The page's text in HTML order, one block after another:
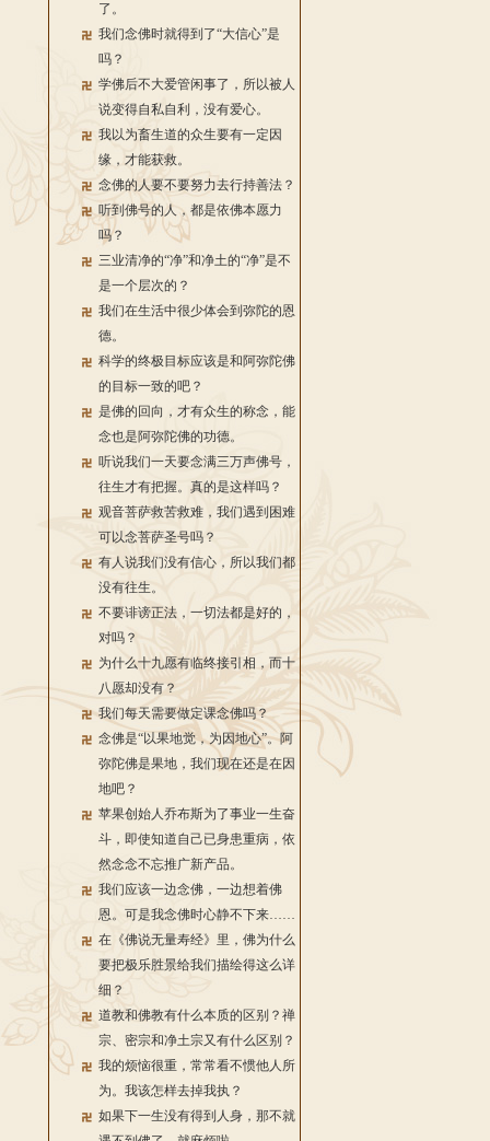
了。
我们念佛时就得到了“大信心”是
吗？
学佛后不大爱管闲事了，所以被人
说变得自私自利，没有爱心。
我以为畜生道的众生要有一定因
缘，才能获救。
念佛的人要不要努力去行持善法？
听到佛号的人，都是依佛本愿力
吗？
三业清净的“净”和净土的“净”是不
是一个层次的？
我们在生活中很少体会到弥陀的恩
德。
科学的终极目标应该是和阿弥陀佛
的目标一致的吧？
是佛的回向，才有众生的称念，能
念也是阿弥陀佛的功德。
听说我们一天要念满三万声佛号，
往生才有把握。真的是这样吗？
观音菩萨救苦救难，我们遇到困难
可以念菩萨圣号吗？
有人说我们没有信心，所以我们都
没有往生。
不要诽谤正法，一切法都是好的，
对吗？
为什么十九愿有临终接引相，而十
八愿却没有？
我们每天需要做定课念佛吗？
念佛是“以果地觉，为因地心”。阿
弥陀佛是果地，我们现在还是在因
地吧？
苹果创始人乔布斯为了事业一生奋
斗，即使知道自己已身患重病，依
然念念不忘推广新产品。
我们应该一边念佛，一边想着佛
恩。可是我念佛时心静不下来……
在《佛说无量寿经》里，佛为什么
要把极乐胜景给我们描绘得这么详
细？
道教和佛教有什么本质的区别？禅
宗、密宗和净土宗又有什么区别？
我的烦恼很重，常常看不惯他人所
为。我该怎样去掉我执？
如果下一生没有得到人身，那不就